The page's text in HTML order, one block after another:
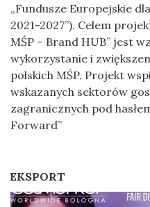
„Fundusze Europejskie
2021-2027”). Celem
MŚP – Brand HUB” jest
wykorzystanie i
polskich MŚP. Projekt
wskazanych sektorów
zagranicznych pod
Forward”
EKSPORT